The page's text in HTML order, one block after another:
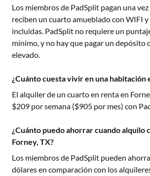
Los miembros de PadSplit pagan una vez
reciben un cuarto amueblado con WIFI
incluidas. PadSplit no requiere un
mínimo, y no hay que pagar un depósito
elevado.
¿Cuánto cuesta vivir en una habitación
El alquiler de un cuarto en renta en
$209 por semana ($905 por mes) con
¿Cuánto puedo ahorrar cuando alquilo
Forney, TX?
Los miembros de PadSplit pueden
dólares en comparación con los